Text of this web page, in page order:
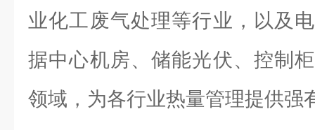
业化工废气处理等行业，以及
据中心机房、储能光伏、控制
领域，为各行业热量管理提供强